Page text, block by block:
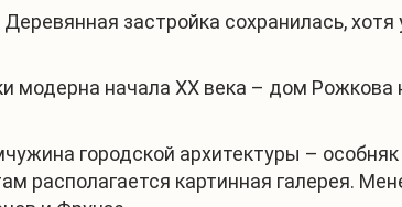
застройка сохранилась,
модерна начала ХХ века – дом Рожкова
городской архитектуры –
картинная галерея.